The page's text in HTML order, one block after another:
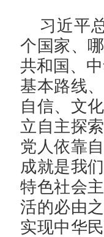
习近平
个国家、
共和国、
基本路线
自信、文
立自主探
党人依靠
成就是我
特色社会
活的必由
实现中华